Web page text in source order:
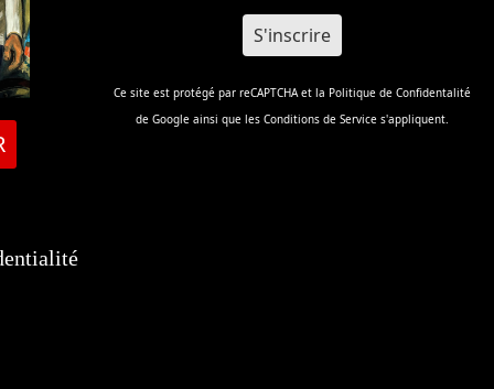
Ce site est protégé par reCAPTCHA et la Politique de Confidentalité
de Google ainsi que les Conditions de Service s'appliquent.